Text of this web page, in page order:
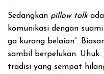
Sedangkan pillow talk
komunikasi dengan
ga kurang belaian”.
sambil berpelukan. Uhuk.
tradisi yang sempat